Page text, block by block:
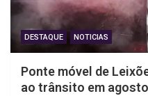
DESTAQUE NOTICIAS
Ponte móvel de
ao trânsito em agosto